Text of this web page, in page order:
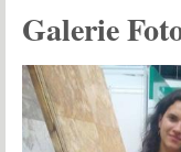
Galerie